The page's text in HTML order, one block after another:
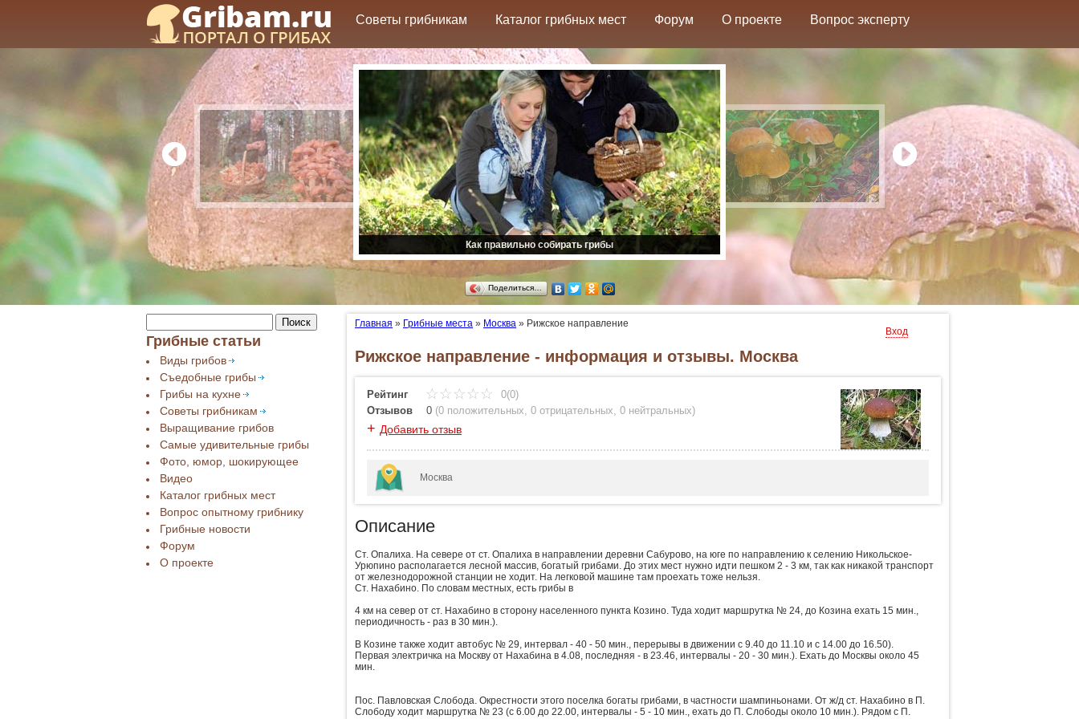
Советы грибникам Каталог грибных мест Форум О проекте Вопрос эксперту
Как правильно собирать грибы
Поделиться…
Грибные статьи
Виды грибов
Съедобные грибы
Грибы на кухне
Советы грибникам
Выращивание грибов
Самые удивительные грибы
Фото, юмор, шокирующее
Видео
Каталог грибных мест
Вопрос опытному грибнику
Грибные новости
Форум
О проекте
Главная » Грибные места » Москва » Рижское направление
Вход
Рижское направление - информация и отзывы. Москва
Рейтинг
0(0)
Отзывов
0 (0 положительных 0 отрицательных 0 нейтральных)
+ Добавить отзыв
Москва
Описание
Ст. Опалиха. На севере от ст. Опалиха в направлении деревни Сабурово, на юге по направлению к селению Никольское-
Урюпино располагается лесной массив, богатый грибами. До этих мест нужно идти пешком 2 - 3 км, так как никакой транспорт
от железнодорожной станции не ходит. На легковой машине там проехать тоже нельзя.
Ст. Нахабино. По словам местных, есть грибы в
4 км на север от ст. Нахабино в сторону населенного пункта Козино. Туда ходит маршрутка № 24, до Козина ехать 15 мин.,
периодичность - раз в 30 мин.).
В Козине также ходит автобус № 29, интервал - 40 - 50 мин., перерывы в движении с 9.40 до 11.10 и с 14.00 до 16.50).
Первая электричка на Москву от Нахабина в 4.08, последняя - в 23.46, интервалы - 20 - 30 мин.). Ехать до Москвы около 45
мин.
Пос. Павловская Слобода. Окрестности этого поселка богаты грибами, в частности шампиньонами. От ж/д ст. Нахабино в П.
Слободу ходит маршрутка № 23 (с 6.00 до 22.00, интервалы - 5 - 10 мин., ехать до П. Слободы около 10 мин.). Рядом с П.